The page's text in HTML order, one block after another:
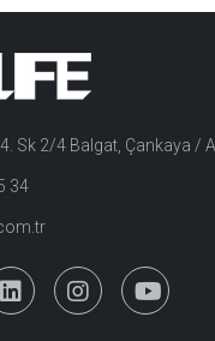
Sk 2/4 Balgat, Çankaya /
34